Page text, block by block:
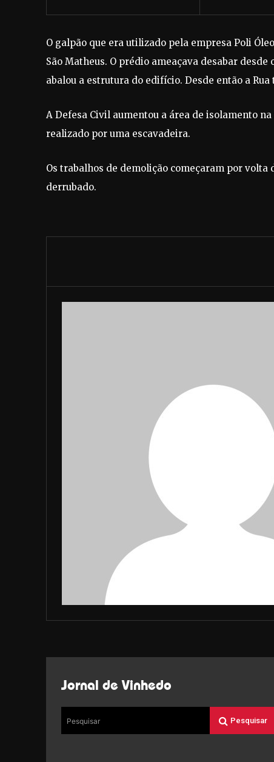
O galpão que era utilizado pela empresa Poli
São Matheus. O prédio ameaçava desabar
abalou a estrutura do edifício. Desde então a
A Defesa Civil aumentou a área de isolamento
realizado por uma escavadeira.
Os trabalhos de demolição começaram por
derrubado.
Jornal de Vinhedo
Pesquisar Pesquisar